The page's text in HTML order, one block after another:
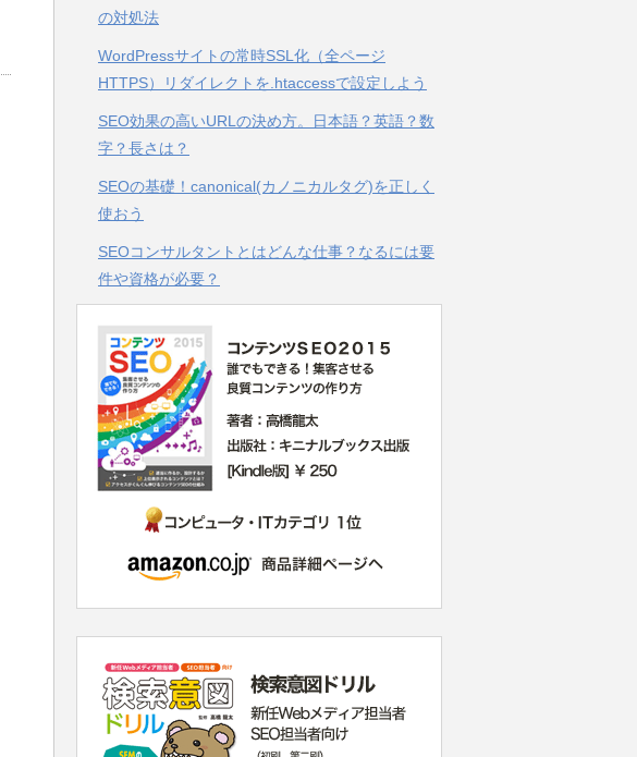
の対処法
WordPressサイトの常時SSL化（全ページ
HTTPS）リダイレクトを.htaccessで設定しよう
SEO効果の高いURLの決め方。日本語？英語？数
字？長さは？
SEOの基礎！canonical(カノニカルタグ)を正しく
使おう
SEOコンサルタントとはどんな仕事？なるには要
件や資格が必要？